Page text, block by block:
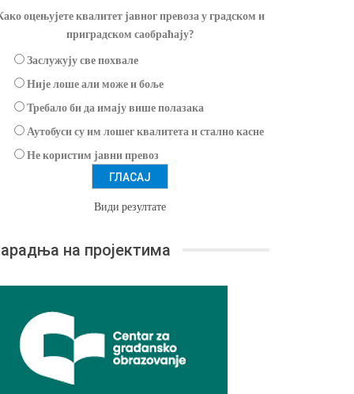
оцењујете квалитет јавног превоза у градском и
приградском саобраћају?
Заслужују све похвале
Није лоше али може и боље
Требало би да имају више полазака
Аутобуси су им лошег квалитета и стално касне
Не користим јавни превоз
Види резултате
на пројектима